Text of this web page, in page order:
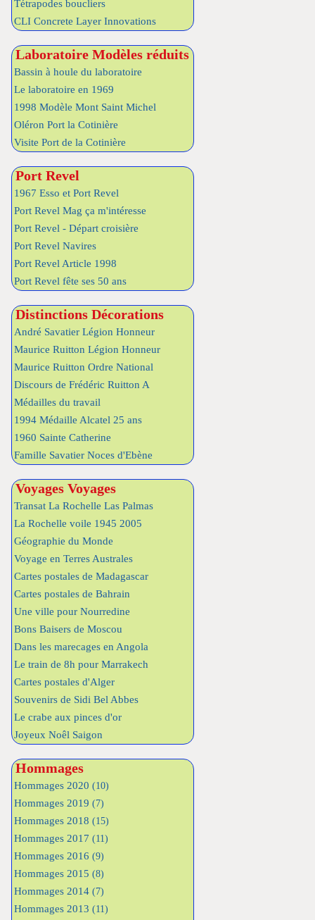
Tétrapodes boucliers
CLI Concrete Layer Innovations
Laboratoire Modèles réduits
Bassin à houle du laboratoire
Le laboratoire en 1969
1998 Modèle Mont Saint Michel
Oléron Port la Cotinière
Visite Port de la Cotinière
Port Revel
1967 Esso et Port Revel
Port Revel Mag ça m'intéresse
Port Revel - Départ croisière
Port Revel Navires
Port Revel Article 1998
Port Revel fête ses 50 ans
Distinctions Décorations
André Savatier Légion Honneur
Maurice Ruitton Légion Honneur
Maurice Ruitton Ordre National
Discours de Frédéric Ruitton A
Médailles du travail
1994 Médaille Alcatel 25 ans
1960 Sainte Catherine
Famille Savatier Noces d'Ebène
Voyages Voyages
Transat La Rochelle Las Palmas
La Rochelle voile 1945 2005
Géographie du Monde
Voyage en Terres Australes
Cartes postales de Madagascar
Cartes postales de Bahrain
Une ville pour Nourredine
Bons Baisers de Moscou
Dans les marecages en Angola
Le train de 8h pour Marrakech
Cartes postales d'Alger
Souvenirs de Sidi Bel Abbes
Le crabe aux pinces d'or
Joyeux Noêl Saigon
Hommages
Hommages 2020 (10)
Hommages 2019 (7)
Hommages 2018 (15)
Hommages 2017 (11)
Hommages 2016 (9)
Hommages 2015 (8)
Hommages 2014 (7)
Hommages 2013 (11)